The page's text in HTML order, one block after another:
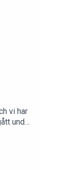
vi har
under